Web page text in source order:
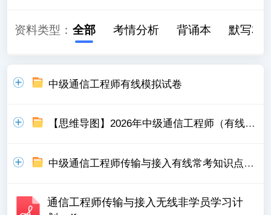
资料类型： 全部 考情分析 背诵本 默写本
中级通信工程师有线模拟试卷
【思维导图】2026年中级通信工程师（有线）思维导图
中级通信工程师传输与接入有线常考知识点集锦
通信工程师传输与接入无线非学员学习计